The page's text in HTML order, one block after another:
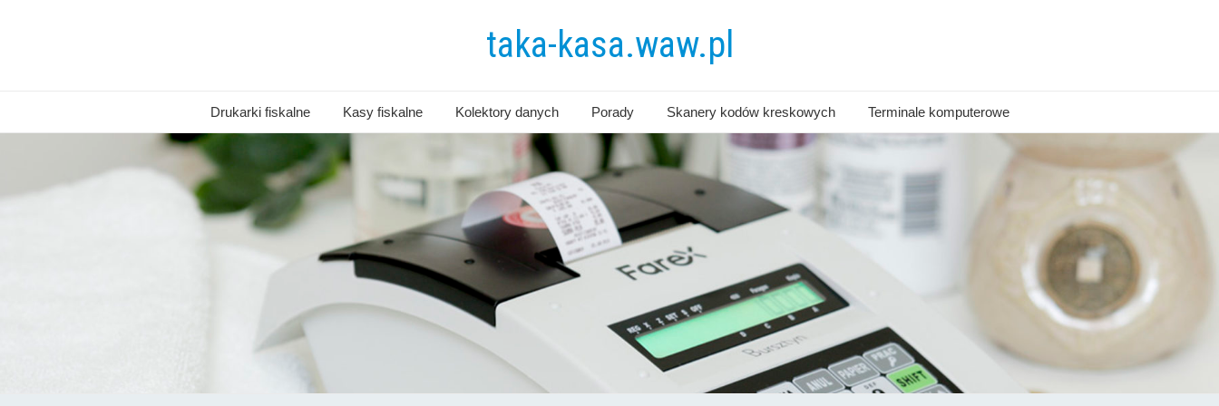
taka-kasa.waw.pl
Drukarki fiskalne Kasy fiskalne Kolektory danych Porady Skanery kodów kreskowych Terminale komputerowe